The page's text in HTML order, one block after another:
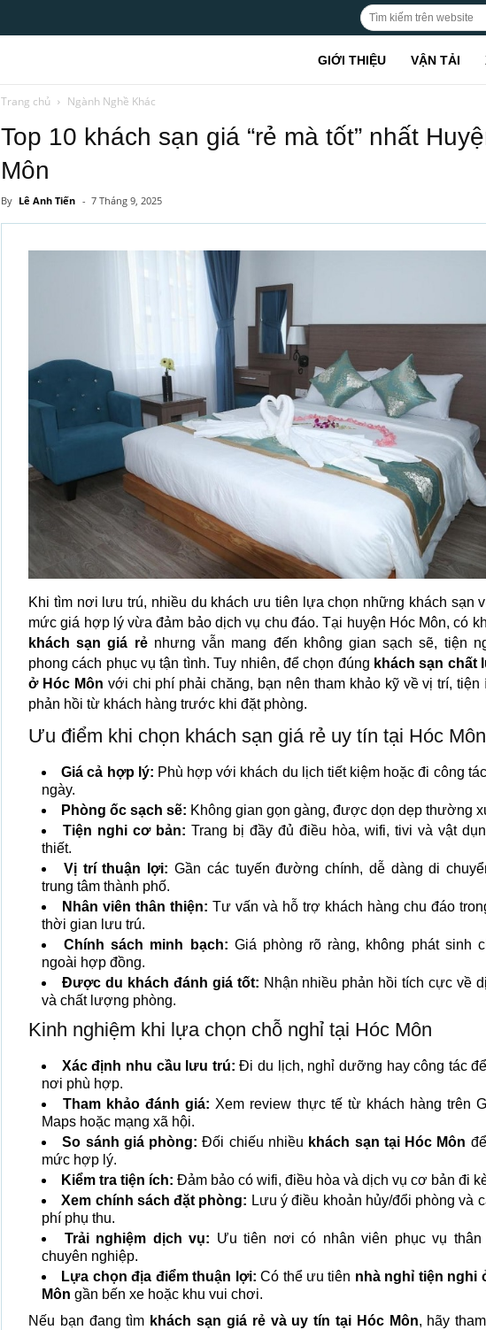
GIỚI THIỆU VẬN TẢI
Trang chủ Ngành Nghề Khác
Top 10 khách sạn giá “rẻ mà tốt” nhất
Môn
By Lê Anh Tiến - 7 Tháng 9, 2025
Khi tìm nơi lưu trú, nhiều du khách ưu tiên lựa chọn những khách sạn
mức giá hợp lý vừa đảm bảo dịch vụ chu đáo. Tại huyện Hóc Môn, có
khách sạn giá rẻnhưng vẫn mang đến không gian sạch sẽ, tiện
phong cách phục vụ tận tình. Tuy nhiên, để chọn đúng khách sạn chất
ở Hóc Môn với chi phí phải chăng, bạn nên tham khảo kỹ về vị trí, tiện
phản hồi từ khách hàng trước khi đặt phòng.
Ưu điểm khi chọn khách sạn giá rẻ uy tín tại Hóc Môn
Giá cả hợp lý: Phù hợp với khách du lịch tiết kiệm hoặc đi công
ngày.
Phòng ốc sạch sẽ: Không gian gọn gàng, được dọn dẹp thường
Tiện nghi cơ bản: Trang bị đầy đủ điều hòa, wifi, tivi và vật
thiết.
Vị trí thuận lợi: Gần các tuyến đường chính, dễ dàng di
trung tâm thành phố.
Nhân viên thân thiện: Tư vấn và hỗ trợ khách hàng chu đáo
thời gian lưu trú.
Chính sách minh bạch: Giá phòng rõ ràng, không phát sinh
ngoài hợp đồng.
Được du khách đánh giá tốt: Nhận nhiều phản hồi tích cực về
và chất lượng phòng.
Kinh nghiệm khi lựa chọn chỗ nghỉ tại Hóc Môn
Xác định nhu cầu lưu trú: Đi du lịch, nghỉ dưỡng hay công tác
nơi phù hợp.
Tham khảo đánh giá: Xem review thực tế từ khách hàng trên
Maps hoặc mạng xã hội.
So sánh giá phòng: Đối chiếu nhiều khách sạn tại Hóc Môn
mức hợp lý.
Kiểm tra tiện ích: Đảm bảo có wifi, điều hòa và dịch vụ cơ bản đi
Xem chính sách đặt phòng: Lưu ý điều khoản hủy/đổi phòng và
phí phụ thu.
Trải nghiệm dịch vụ: Ưu tiên nơi có nhân viên phục vụ thân
chuyên nghiệp.
Lựa chọn địa điểm thuận lợi: Có thể ưu tiên nhà nghỉ tiện nghi
Môn gần bến xe hoặc khu vui chơi.
Nếu bạn đang tìm khách sạn giá rẻ và uy tín tại Hóc Môn, hãy